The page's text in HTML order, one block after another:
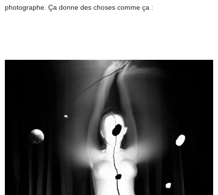
photographe. Ça donne des choses comme ça :